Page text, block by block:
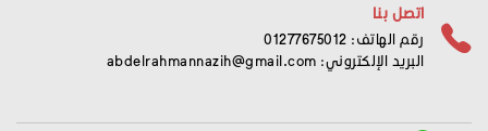
اتصل بنا
رقم الهاتف: 01277675012
البريد الإلكتروني: abdelrahmannazih@gmail.com